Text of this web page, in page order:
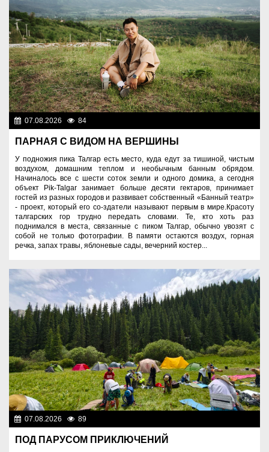
07.08.2026 84
ПАРНАЯ С ВИДОМ НА ВЕРШИНЫ
У подножия пика Талгар есть место, куда едут за тишиной, чистым
воздухом, домашним теплом и необычным банным обрядом.
Начиналось все с шести соток земли и одного домика, а сегодня
объект Pik-Talgar занимает больше десяти гектаров, принимает
гостей из разных городов и развивает собственный «Банный театр»
- проект, который его со-здатели называют первым в мире.Красоту
талгарских гор трудно передать словами. Те, кто хоть раз
поднимался в места, связанные с пиком Талгар, обычно увозят с
собой не только фотографии. В памяти остаются воздух, горная
речка, запах травы, яблоневые сады, вечерний костер...
07.08.2026 89
ПОД ПАРУСОМ ПРИКЛЮЧЕНИЙ